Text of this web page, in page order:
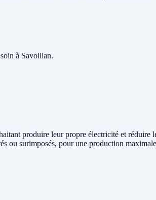
à Savoillan.
produire leur propre électricité et
ou surimposés, pour une production